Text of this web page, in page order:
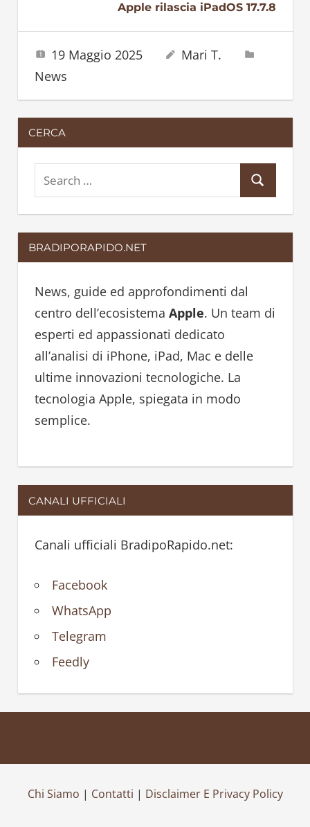
Apple rilascia iPadOS 17.7.8
19 Maggio 2025
Mari T.
News
CERCA
e
a
r
c
e
a
BRADIPORAPIDO.NET
News, guide ed approfondimenti dal
centro dell’ecosistema Apple. Un team di
esperti ed appassionati dedicato
all’analisi di iPhone, iPad, Mac e delle
ultime innovazioni tecnologiche. La
tecnologia Apple, spiegata in modo
semplice.
CANALI UFFICIALI
Canali ufficiali BradipoRapido.net:
Facebook
WhatsApp
Telegram
Feedly
Chi Siamo | Contatti | Disclaimer E Privacy Policy